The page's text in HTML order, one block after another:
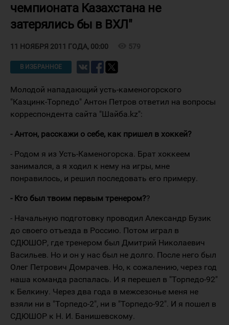
чемпионата Казахстана не
затерялись бы в ВХЛ"
11 НОЯБРЯ 2011 ГОДА, 00:00 579
В ИЗБРАННОЕ
Молодой нападающий усть-каменогорского
"Казцинк-Торпедо" Антон Петров ответил на вопросы
корреспондента сайта "Шайба.kz":
- Антон, расскажи о себе, как пришел в хоккей?
- Родом я из Усть-Каменогорска. Брат хоккеем
занимался, а я ходил к нему на игры, мне
понравилось, и решил последовать его примеру.
- Кто был твоим первым тренером??
- Начальную подготовку проводил Александр Бузик
до своего отъезда в Россию. Потом играл в
СДЮШОР, где тренером был Дмитрий Николаевич
Васильев. Но и он у нас был не долго. После него был
Олег Петрович Домрачев. Но, к сожалению, через год
наша команда распалась. И я перешел в "Торпедо-92"
к Белкину. Через два года в межсезонье меня не
взяли ни в "Торпедо-2", ни в "Торпедо-92". И я пошел в
СДЮШОР к Н. И. Банишевскому.